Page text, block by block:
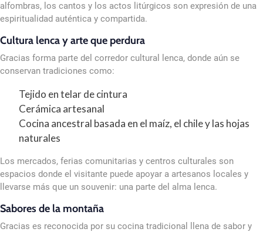
alfombras, los cantos y los actos litúrgicos son expresión de una
espiritualidad auténtica y compartida.
Cultura lenca y arte que perdura
Gracias forma parte del corredor cultural lenca, donde aún se
conservan tradiciones como:
Tejido en telar de cintura
Cerámica artesanal
Cocina ancestral basada en el maíz, el chile y las hojas
naturales
Los mercados, ferias comunitarias y centros culturales son
espacios donde el visitante puede apoyar a artesanos locales y
llevarse más que un souvenir: una parte del alma lenca.
Sabores de la montaña
Gracias es reconocida por su cocina tradicional llena de sabor y